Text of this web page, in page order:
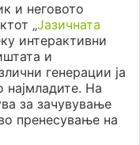
и неговото
„Јазичната
интерактивни
и
генерации ја
најмладите. На
за зачувување
пренесување на